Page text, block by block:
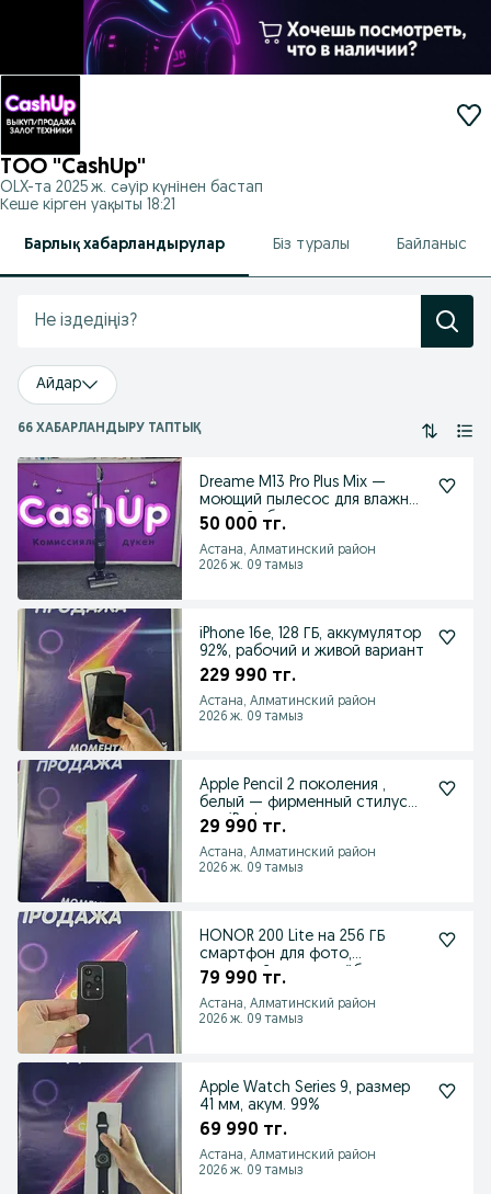
ТОО "CashUp"
OLX-та 2025 ж. сәуір күнінен бастап
Кеше кірген уақыты 18:21
Барлық хабарландырулар Біз туралы Байланыс
Айдар
66 ХАБАРЛАНДЫРУ ТАПТЫҚ
Dreame M13 Pro Plus Mix —
моющий пылесос для влажной
и сухой уборки
50 000 тг.
Астана, Алматинский район
2026 ж. 09 тамыз
iPhone 16e, 128 ГБ, аккумулятор
92%, рабочий и живой вариант
229 990 тг.
Астана, Алматинский район
2026 ж. 09 тамыз
Apple Pencil 2 поколения ,
белый — фирменный стилус
для iPad
29 990 тг.
Астана, Алматинский район
2026 ж. 09 тамыз
HONOR 200 Lite на 256 ГБ
смартфон для фото,
соцсетей, видео, учёбы
79 990 тг.
Астана, Алматинский район
2026 ж. 09 тамыз
Apple Watch Series 9, размер
41 мм, акум. 99%
69 990 тг.
Астана, Алматинский район
2026 ж. 09 тамыз